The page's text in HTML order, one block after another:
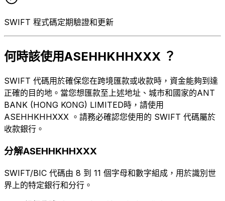
SWIFT 程式碼定期驗證和更新
何時該使用ASEHHKHHXXX ？
SWIFT 代碼用於確保您在跨境匯款或收款時，資金能夠到達
正確的目的地。當您想匯款至上述地址、城市和國家的ANT
BANK (HONG KONG) LIMITED時，請使用
ASEHHKHHXXX 。請務必確認您使用的 SWIFT 代碼屬於
收款銀行。
分解ASEHHKHHXXX
SWIFT/BIC 代碼由 8 到 11 個字母和數字組成，用於識別世
界上的特定銀行和分行。